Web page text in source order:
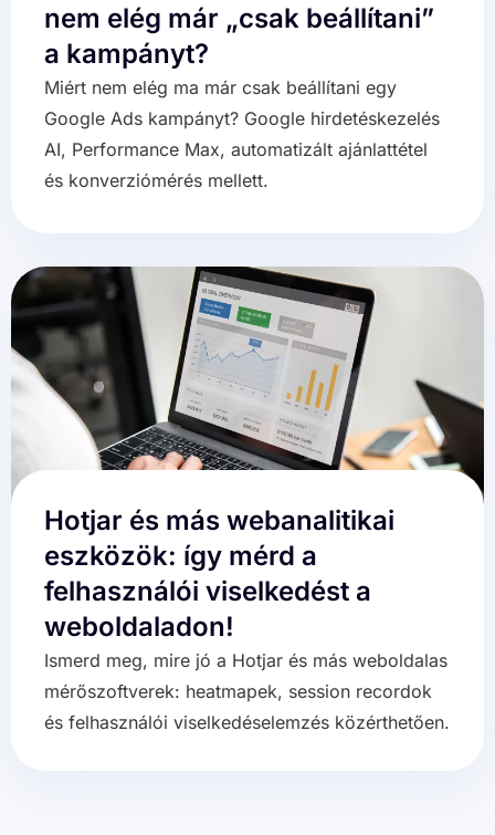
nem elég már „csak beállítani”
a kampányt?
Miért nem elég ma már csak beállítani egy
Google Ads kampányt? Google hirdetéskezelés
AI, Performance Max, automatizált ajánlattétel
és konverziómérés mellett.
Hotjar és más webanalitikai
eszközök: így mérd a
felhasználói viselkedést a
weboldaladon!
Ismerd meg, mire jó a Hotjar és más weboldalas
mérőszoftverek: heatmapek, session recordok
és felhasználói viselkedéselemzés közérthetően.